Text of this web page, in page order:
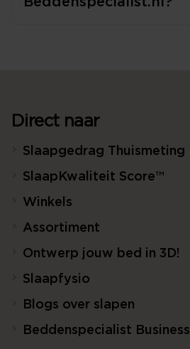
Direct naar
Slaapgedrag Thuismeting
SlaapKwaliteit Score™
Winkels
Assortiment
Ontwerp jouw bed in 3D!
Slaapfysio
Blogs over slapen
Beddenspecialist Business